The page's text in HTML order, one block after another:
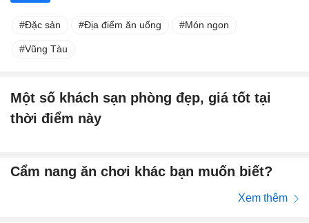
Đặc sản Địa điểm ăn uống Món ngon
Vũng Tàu
Một số khách sạn phòng đẹp, giá tốt tại
thời điểm này
Cẩm nang ăn chơi khác bạn muốn biết?
Xem thêm